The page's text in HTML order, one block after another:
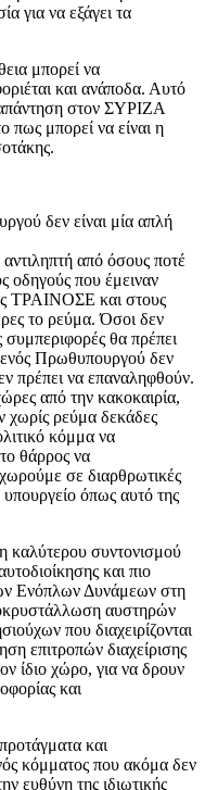
για να εξάγει τα
μπορεί να
και ανάποδα. Αυτό
στον ΣΥΡΙΖΑ
πως μπορεί να είναι η
δεν είναι μία απλή
από όσους ποτέ
οδηγούς που έμειναν
ΤΡΑΙΝΟΣΕ και στους
το ρεύμα. Όσοι δεν
συμπεριφορές θα πρέπει
Πρωθυπουργού δεν
πρέπει να επαναληφθούν.
από την κακοκαιρία,
ρεύμα δεκάδες
κόμμα να
θάρρος να
σε διαρθρωτικές
όπως αυτό της
καλύτερου συντονισμού
και πιο
Ενόπλων Δυνάμεων στη
αυστηρών
που διαχειρίζονται
επιτροπών διαχείρισης
ίδιο χώρο, για να δρουν
και
και
κόμματος που ακόμα δεν
ευθύνη της ιδιωτικής